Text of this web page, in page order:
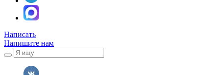
Написать
Напишите нам